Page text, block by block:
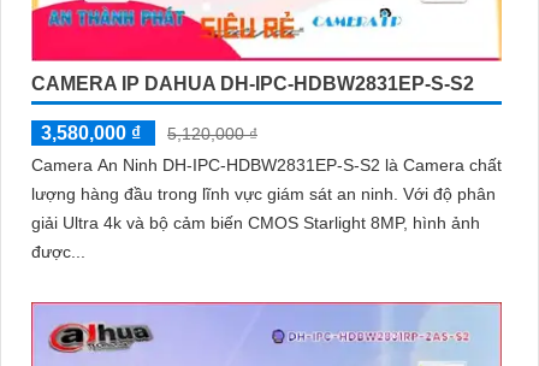
CAMERA IP DAHUA DH-IPC-HDBW2831EP-S-S2
3,580,000 ₫
5,120,000 ₫
Camera An Ninh DH-IPC-HDBW2831EP-S-S2 là Camera chất
lượng hàng đầu trong lĩnh vực giám sát an ninh. Với độ phân
giải Ultra 4k và bộ cảm biến CMOS Starlight 8MP, hình ảnh
được...